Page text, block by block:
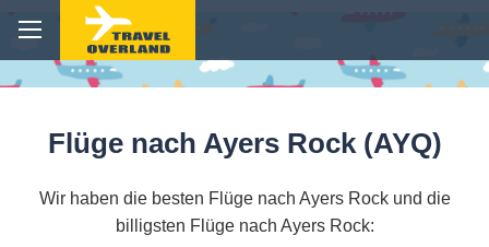
Flüge nach Ayers Rock (AYQ)
Wir haben die besten Flüge nach Ayers Rock und die
billigsten Flüge nach Ayers Rock: